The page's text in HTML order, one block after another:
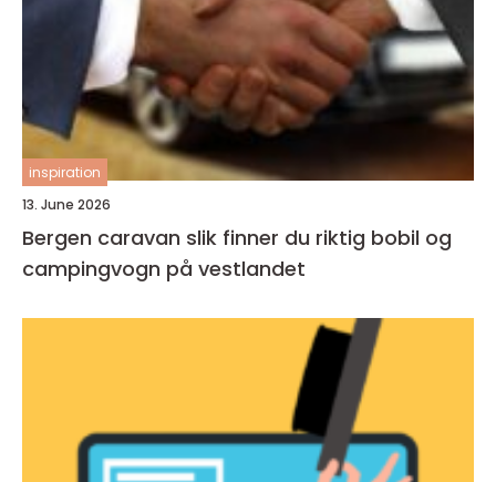
inspiration
13. June 2026
Bergen caravan slik finner du riktig bobil og
campingvogn på vestlandet